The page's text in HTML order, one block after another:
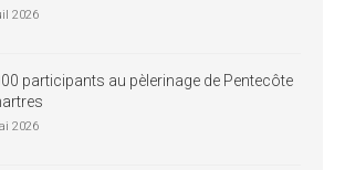
2026
participants au pèlerinage de Pentecôte
2026